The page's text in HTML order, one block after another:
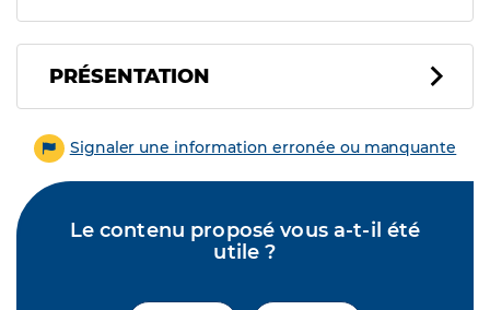
PRÉSENTATION
Signaler une information erronée ou manquante
Le contenu proposé vous a-t-il été
utile ?